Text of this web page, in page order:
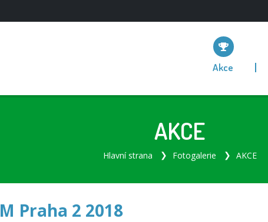
Akce
AKCE
Hlavní strana Fotogalerie AKCE
Praha 2 2018